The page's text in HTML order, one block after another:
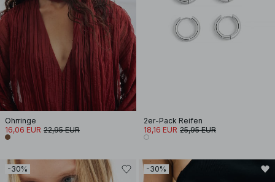
Ohrringe
16,06 EUR 22,95 EUR
2er-Pack Reifen
18,16 EUR 25,95 EUR
-30% -30%